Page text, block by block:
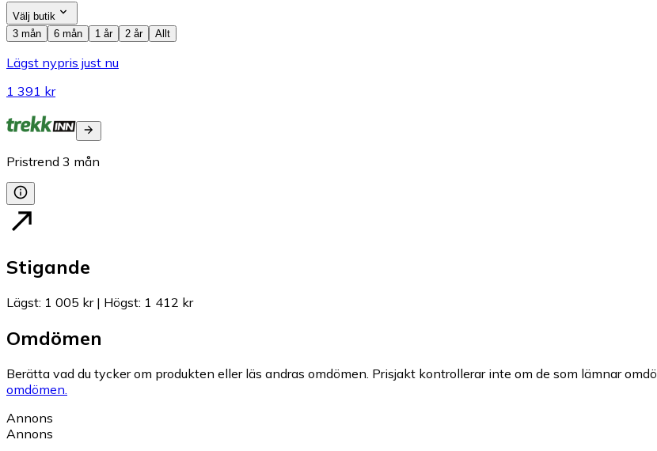
Välj butik
3 mån
6 mån 1 år 2 år Allt
Lägst nypris just nu
1 391 kr
Pristrend 3 mån
Stigande
Lägst: 1 005 kr| Högst: 1 412 kr
Omdömen
Berätta vad du tycker om produkten eller läs andras omdömen. Prisjakt kontrollerar inte om de som lämnar
omdömen.
Annons
Annons